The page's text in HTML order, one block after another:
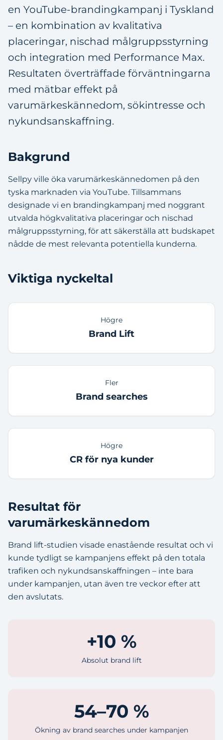
en YouTube-brandingkampanj i Tyskland
– en kombination av kvalitativa
placeringar, nischad målgruppsstyrning
och integration med Performance Max.
Resultaten överträffade förväntningarna
med mätbar effekt på
varumärkeskännedom, sökintresse och
nykundsanskaffning.
Bakgrund
Sellpy ville öka varumärkeskännedomen på den
tyska marknaden via YouTube. Tillsammans
designade vi en brandingkampanj med noggrant
utvalda högkvalitativa placeringar och nischad
målgruppsstyrning, för att säkerställa att budskapet
nådde de mest relevanta potentiella kunderna.
Viktiga nyckeltal
Högre
Brand Lift
Fler
Brand searches
Högre
CR för nya kunder
Resultat för
varumärkeskännedom
Brand lift-studien visade enastående resultat och vi
kunde tydligt se kampanjens effekt på den totala
trafiken och nykundsanskaffningen – inte bara
under kampanjen, utan även tre veckor efter att
den avslutats.
+10 %
Absolut brand lift
54–70 %
Ökning av brand searches under kampanjen